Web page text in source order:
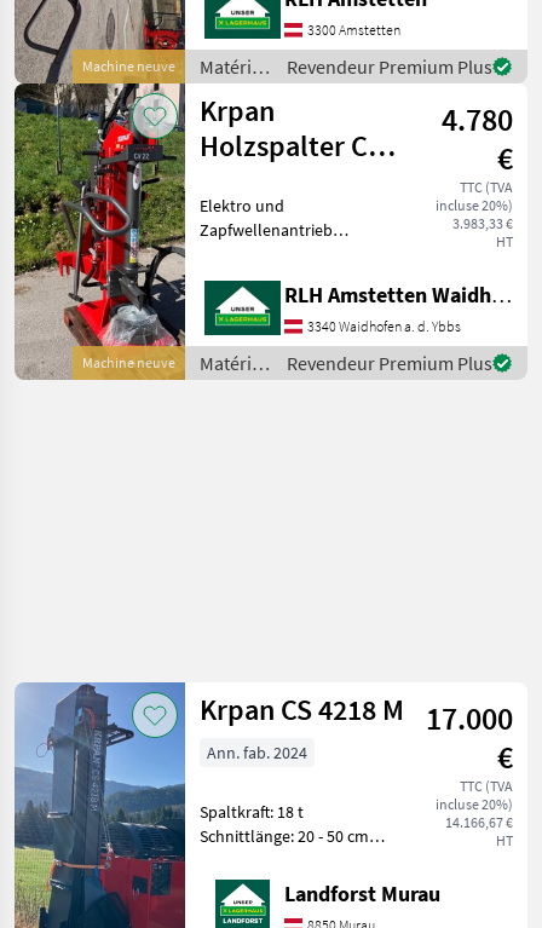
Machine neuve
3300 Amstetten
Matériels
forestiers
et
matériels
pour le
du bois /
Krpan
Revendeur Premium Plus
Machine neuve
Krpan
Holzspalter CV
4.780
€
TTC (TVA
incluse 20%)
3.983,33 €
HT
Elektro und
Zapfwellenantrieb
matériels pour le travail du
bois Fendeuses de bûches
RLH Amstetten Waidhofen/Ybbs
3340 Waidhofen a. d. Ybbs
Matériels
forestiers
Revendeur Premium Plus
Krpan CS 4218 M
17.000
€
TTC (TVA
incluse 20%)
14.166,67 €
HT
Ann. fab. 2024
Spaltkraft: 18 t
Schnittlänge: 20 - 50 cm
cm Schwert: Husqvarna
Kette: Husqvarna C85
Landforst Murau